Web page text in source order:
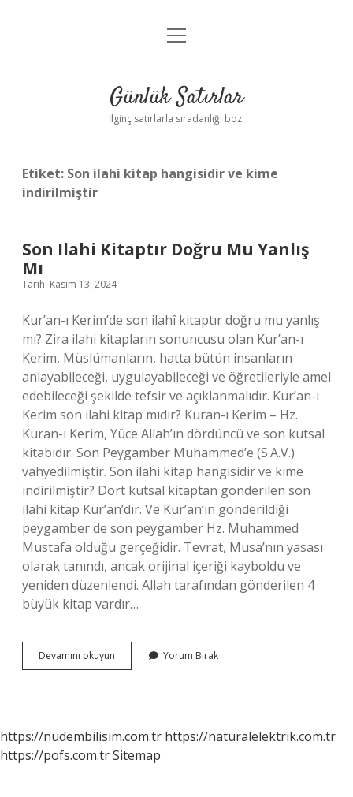
Anasayfa
Yasal Uyarı
menüyü
Günlük Satırlar
İlginç satırlarla sıradanlığı boz.
Etiket: Son ilahi kitap hangisidir ve kime
indirilmiştir
Son Ilahi Kitaptır Doğru Mu Yanlış
Mı
Tarih: Kasım 13, 2024
Kur’an-ı Kerim’de son ilahî kitaptır doğru mu yanlış
mı? Zira ilahi kitapların sonuncusu olan Kur’an-ı
Kerim, Müslümanların, hatta bütün insanların
anlayabileceği, uygulayabileceği ve öğretileriyle amel
edebileceği şekilde tefsir ve açıklanmalıdır. Kur’an-ı
Kerim son ilahi kitap mıdır? Kuran-ı Kerim – Hz.
Kuran-ı Kerim, Yüce Allah’ın dördüncü ve son kutsal
kitabıdır. Son Peygamber Muhammed’e (S.A.V.)
vahyedilmiştir. Son ilahi kitap hangisidir ve kime
indirilmiştir? Dört kutsal kitaptan gönderilen son
ilahi kitap Kur’an’dır. Ve Kur’an’ın gönderildiği
peygamber de son peygamber Hz. Muhammed
Mustafa olduğu gerçeğidir. Tevrat, Musa’nın yasası
olarak tanındı, ancak orijinal içeriği kayboldu ve
yeniden düzenlendi. Allah tarafından gönderilen 4
büyük kitap vardır…
Devamını okuyun
Ilahi
Mı
Yorum Bırak
https://nudembilisim.com.tr https://naturalelektrik.com.tr
https://pofs.com.trSitemap